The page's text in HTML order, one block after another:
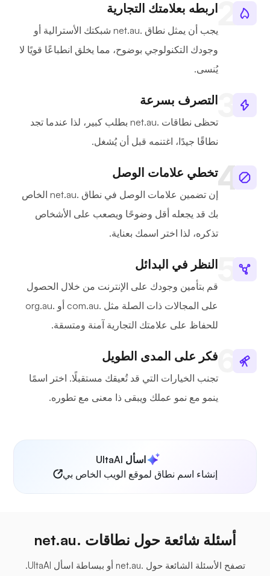
اربطه بعلامتك التجارية
يجب أن يمثل نطاق .net.au شبكتك الأسترالية أو
وجودك التكنولوجي بوضوح، مما يخلق انطباعًا قويًا لا
يُنسى.
التصرف بسرعة
تحظى نطاقات .net.au بطلب كبير، لذا عندما تجد
نطاقًا جيدًا، اغتنمه قبل أن يُشغل.
تخطي علامات الوصل
إن تضمين علامات الوصل في نطاق .net.au الخاص
بك قد يجعله أقل وضوحًا ويصعب على الأشخاص
تذكره، لذا اختر اسمك بعناية.
النظر في البدائل
قم بتأمين وجودك على الإنترنت من خلال الحصول
على المجالات ذات الصلة مثل .com.au أو .org.au
للحفاظ على علامتك التجارية آمنة ومتسقة.
فكر على المدى الطويل
تجنب الخيارات التي قد تُعيقك مستقبلًا. اختر اسمًا
ينمو مع نمو عملك ويبقى ذا معنى مع تطوره.
اسأل UltaAI
إنشاء اسم نطاق لموقع الويب الخاص بي
أسئلة شائعة حول نطاقات .net.au
تصفح الأسئلة الشائعة حول .net.au أو ببساطة اسأل UltaAI.